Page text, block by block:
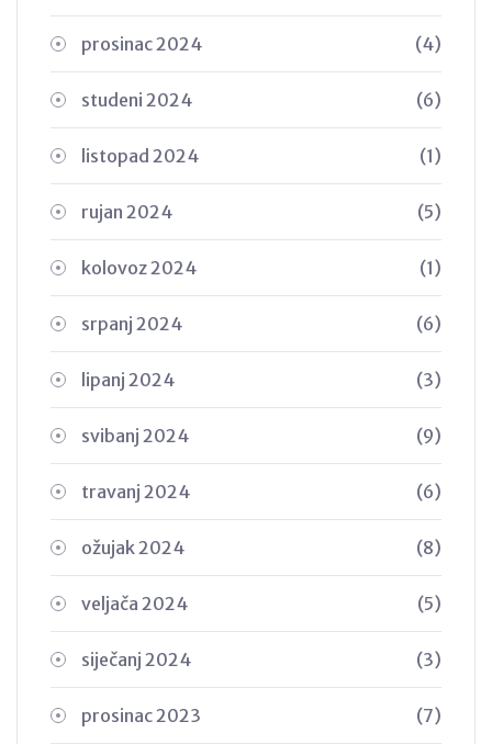
prosinac 2024 (4)
studeni 2024 (6)
listopad 2024 (1)
rujan 2024 (5)
kolovoz 2024 (1)
srpanj 2024 (6)
lipanj 2024 (3)
svibanj 2024 (9)
travanj 2024 (6)
ožujak 2024 (8)
veljača 2024 (5)
siječanj 2024 (3)
prosinac 2023 (7)